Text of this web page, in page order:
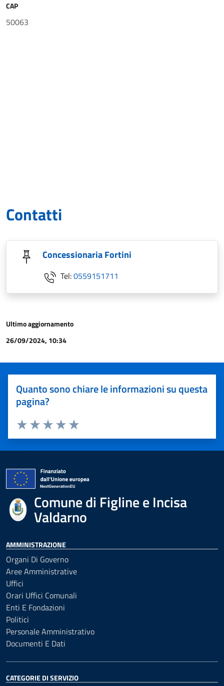
CAP
50063
Contatti
Concessionaria Fortini
Tel:0559151711
Ultimo aggiornamento
26/09/2024, 10:34
Quanto sono chiare le informazioni su questa
pagina?
Valuta 5 stelle su 5
Valuta 4 stelle su 5
Valuta 3 stelle su 5
Valuta 2 stelle su 5
Valuta 1 stelle su 5
Comune di Figline e Incisa
Valdarno
AMMINISTRAZIONE
Organi Di Governo
Aree Amministrative
Uffici
Orari Uffici Comunali
Enti E Fondazioni
Politici
Personale Amministrativo
Documenti E Dati
CATEGORIE DI SERVIZIO